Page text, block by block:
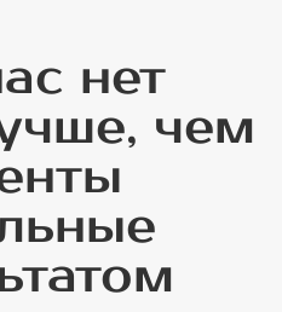
нет
чем